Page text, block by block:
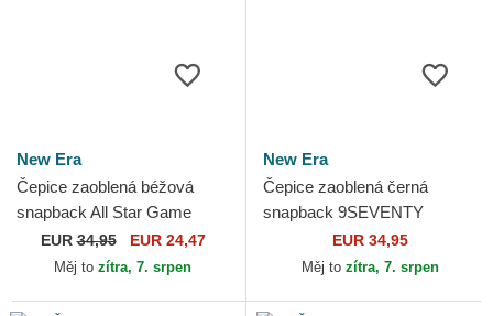
New Era
Čepice zaoblená béžová
snapback All Star Game
9FORTY Stretch Snap Fan
Pack MLB New Era
EUR34,95 EUR 24,47
Měj to zítra, 7. srpen
New Era
Čepice zaoblená černá
snapback 9SEVENTY
Stretch Snap Stated Boston
Bruins NHL New Era
EUR 34,95
Měj to zítra, 7. srpen